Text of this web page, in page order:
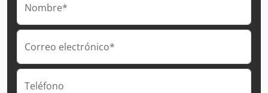
Nombre*
Correo electrónico*
Teléfono